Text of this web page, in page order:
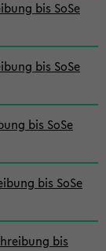
bis SoSe
bis SoSe
bis SoSe
bis SoSe
bis